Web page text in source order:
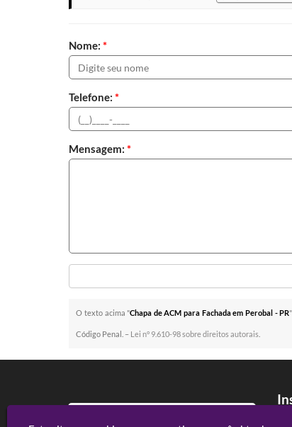
Nome:*
Telefone:*
Mensagem:*
O texto acima "Chapa de ACM para Fachada em Perobal - PR
Código Penal. – Lei n° 9.610-98 sobre direitos autorais